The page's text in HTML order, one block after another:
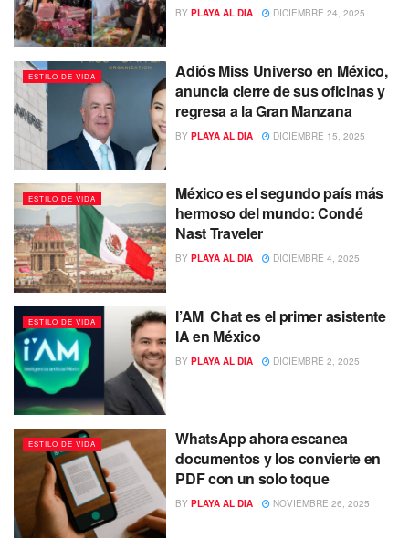
BY PLAYA AL DIA DICIEMBRE 24, 2025
ESTILO DE VIDA
Adiós Miss Universo en México,
anuncia cierre de sus oficinas y
regresa a la Gran Manzana
BY PLAYA AL DIA DICIEMBRE 15, 2025
ESTILO DE VIDA
México es el segundo país más
hermoso del mundo: Condé
Nast Traveler
BY PLAYA AL DIA DICIEMBRE 4, 2025
ESTILO DE VIDA
I’AM Chat es el primer asistente
IA en México
BY PLAYA AL DIA DICIEMBRE 2, 2025
ESTILO DE VIDA
WhatsApp ahora escanea
documentos y los convierte en
PDF con un solo toque
BY PLAYA AL DIA NOVIEMBRE 26, 2025